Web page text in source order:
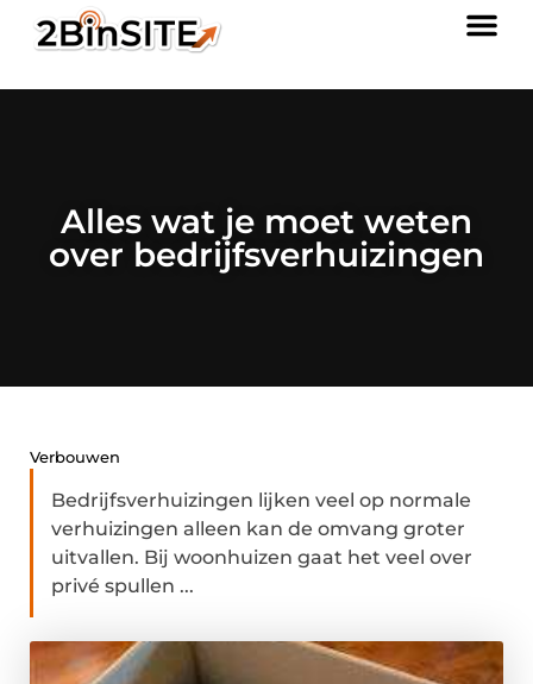
Alles wat je moet weten
over bedrijfsverhuizingen
Verbouwen
Bedrijfsverhuizingen lijken veel op normale
verhuizingen alleen kan de omvang groter
uitvallen. Bij woonhuizen gaat het veel over
privé spullen ...